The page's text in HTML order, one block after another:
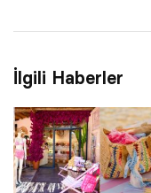
İlgili Haberler